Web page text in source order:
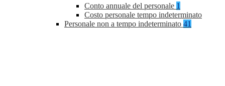
Conto annuale del personale 1
Costo personale tempo indeterminato
Personale non a tempo indeterminato 41